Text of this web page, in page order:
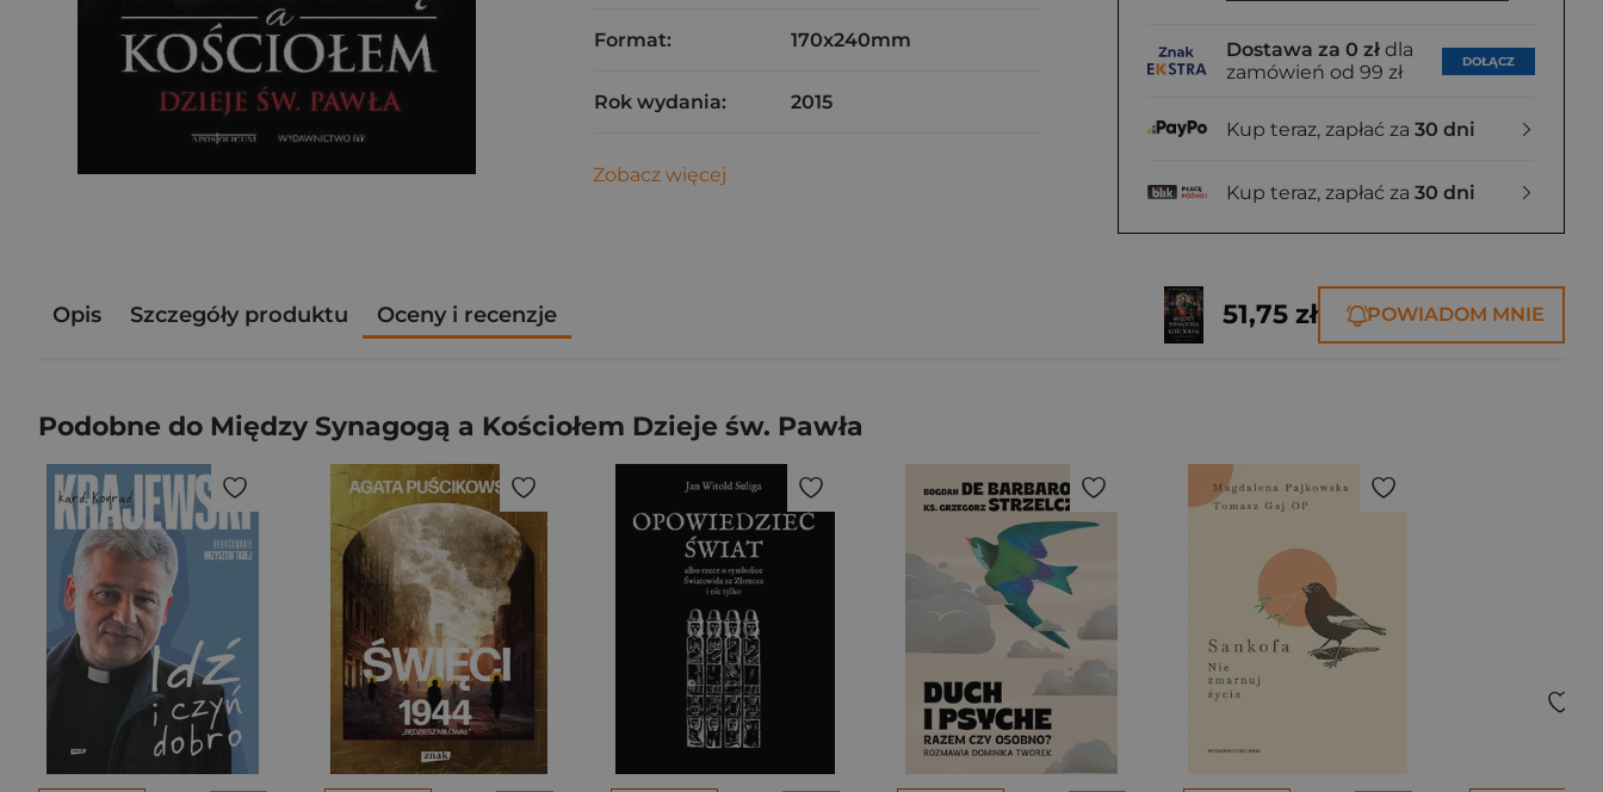
Dostawa za 0 zł dla
zamówień od 99 zł
DOŁĄCZ
Kup teraz, zapłać za 30 dni
Kup teraz, zapłać za 30 dni
Format: 170x240mm
Rok wydania: 2015
Zobacz więcej
Opis Szczegóły produktu Oceny i recenzje 51,75 zł POWIADOM MNIE
Podobne do Między Synagogą a Kościołem Dzieje św. Pawła